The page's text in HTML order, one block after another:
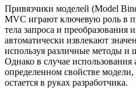
Привязчики моделей (Model
MVC играют ключевую роль в
тела запроса и
автоматически извлекают
используя различные методы и
Однако в случае использования
определенном свойстве
остается в руках разработчика.